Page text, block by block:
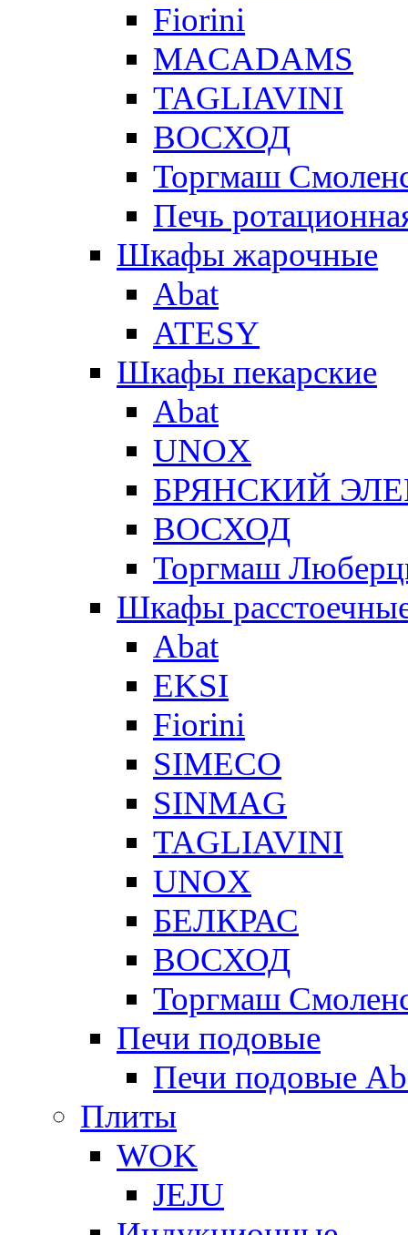
Fiorini
MACADAMS
TAGLIAVINI
ВОСХОД
Торгмаш
Печь
Шкафы жарочные
Abat
ATESY
Шкафы пекарские
Abat
UNOX
БРЯНСКИЙ
ВОСХОД
Торгмаш
Шкафы
Abat
EKSI
Fiorini
SIMECO
SINMAG
TAGLIAVINI
UNOX
БЕЛКРАС
ВОСХОД
Торгмаш
Печи подовые
Печи подовые
Плиты
WOK
JEJU